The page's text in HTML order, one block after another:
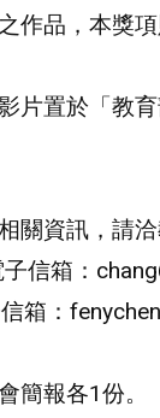
作品，本獎項
片置於「教
關資訊，請
信箱：
箱：
簡報各1份。